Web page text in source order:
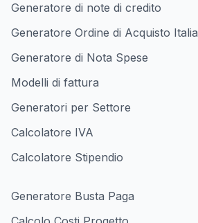
Generatore di note di credito
Generatore Ordine di Acquisto Italia
Generatore di Nota Spese
Modelli di fattura
Generatori per Settore
Calcolatore IVA
Calcolatore Stipendio
Generatore Busta Paga